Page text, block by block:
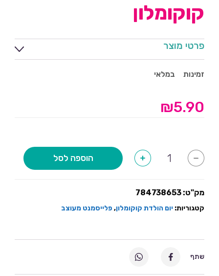
קוקומלון
פרטי מוצר
זמינות במלאי
₪5.90
-
של
קוקומלון
+ הוספה לסל
מק"ט: 784738653
קטגוריות: יום הולדת קוקומלון, פלייסמנט מעוצב
שתף